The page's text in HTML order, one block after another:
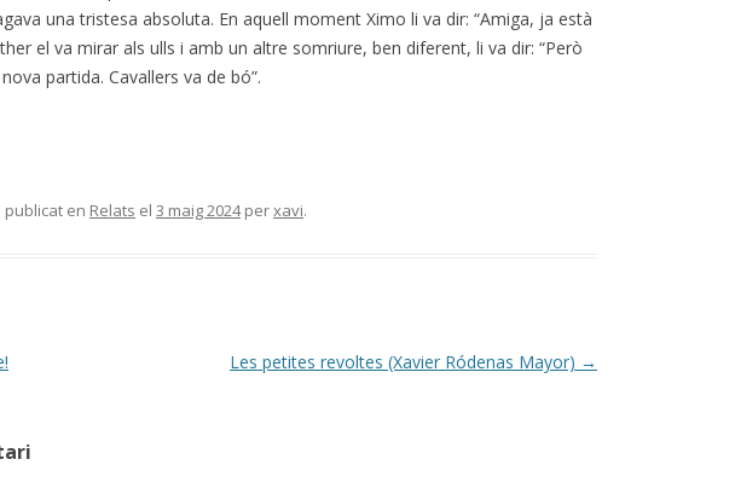
una tristesa absoluta. En aquell moment Ximo li va dir: “Amiga, ja està
el va mirar als ulls i amb un altre somriure, ben diferent, li va dir: “Però
partida. Cavallers va de bó”.
en Relats el 3 maig 2024perxavi.
Les petites revoltes (Xavier Ródenas Mayor) →